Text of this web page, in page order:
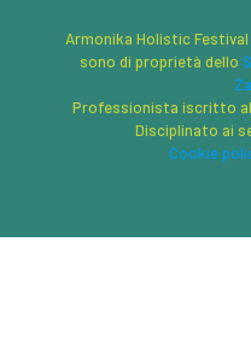
Armonika Holistic
sono di proprietà dello
Professionista iscritto al
Disciplinato ai
Cookie